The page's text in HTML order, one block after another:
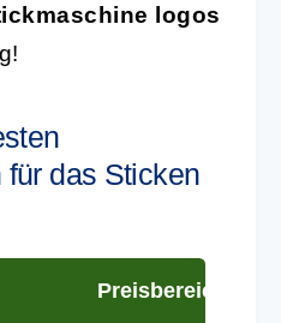
logos
das Sticken
Preisbereich